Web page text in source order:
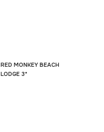
RED MONKEY BEACH
LODGE 3*